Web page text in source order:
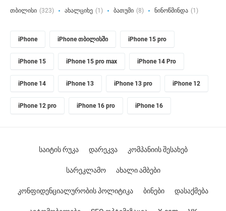
თბილისი (323) ახალციხე (1) ბათუმი (8) ნინოწმინდა (1)
iPhone iPhone თბილისში iPhone 15 pro
iPhone 15 iPhone 15 pro max iPhone 14 Pro
iPhone 14 iPhone 13 iPhone 13 pro iPhone 12
iPhone 12 pro iPhone 16 pro iPhone 16
საიტის რუკა დარეკვა კომპანიის შესახებ
სარეკლამო ახალი ამბები
კონფიდენციალურობის პოლიტიკა ბინები დასაქმება